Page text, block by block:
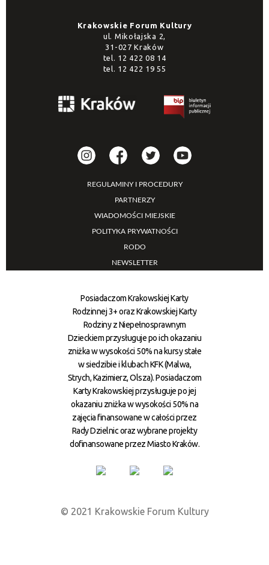
Krakowskie Forum Kultury
ul. Mikołajska 2,
31-027 Kraków
tel. 12 422 08 14
tel. 12 422 19 55
REGULAMINY I PROCEDURY
PARTNERZY
WIADOMOŚCI MIEJSKIE
POLITYKA PRYWATNOŚCI
RODO
NEWSLETTER
Posiadaczom Krakowskiej Karty
Rodzinnej 3+ oraz Krakowskiej Karty
Rodziny z Niepełnosprawnym
Dzieckiem przysługuje po ich okazaniu
zniżka w wysokości 50% na kursy stałe
w siedzibie i klubach KFK (Malwa,
Strych, Kazimierz, Olsza). Posiadaczom
Karty Krakowskiej przysługuje po jej
okazaniu zniżka w wysokości 50% na
zajęcia finansowane w całości przez
Rady Dzielnic oraz wybrane projekty
dofinansowane przez Miasto Kraków.
© 2021 Krakowskie Forum Kultury